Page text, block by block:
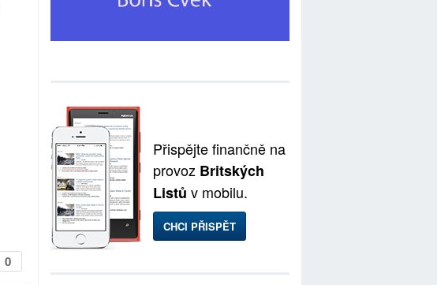
0
Přispějte finančně na
provoz Britských
Listů v mobilu.
CHCI PŘISPĚT